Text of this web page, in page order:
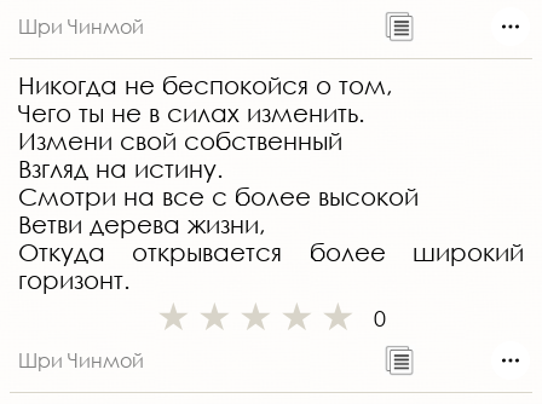
Шри Чинмой
Никогда не беспокойся о том,
Чего ты не в силах изменить.
Измени свой собственный
Взгляд на истину.
Смотри на все с более высокой
Ветви дерева жизни,
Откуда открывается более широкий
горизонт.
0
Шри Чинмой